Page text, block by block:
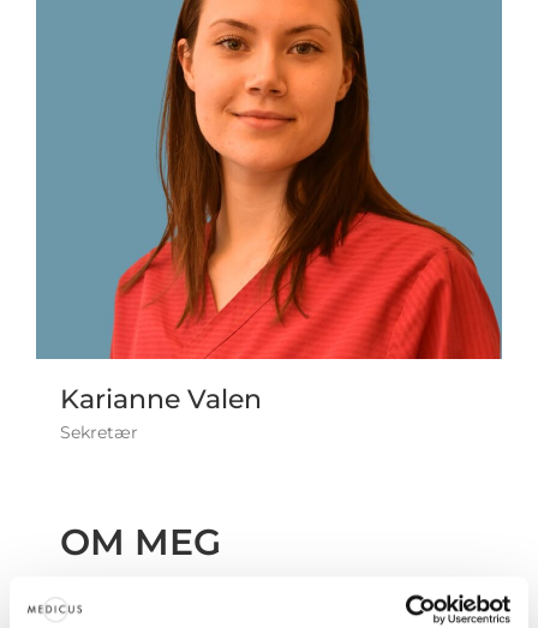
Karianne Valen
Sekretær
OM MEG
Jeg jobber som sekretær ved Medicus